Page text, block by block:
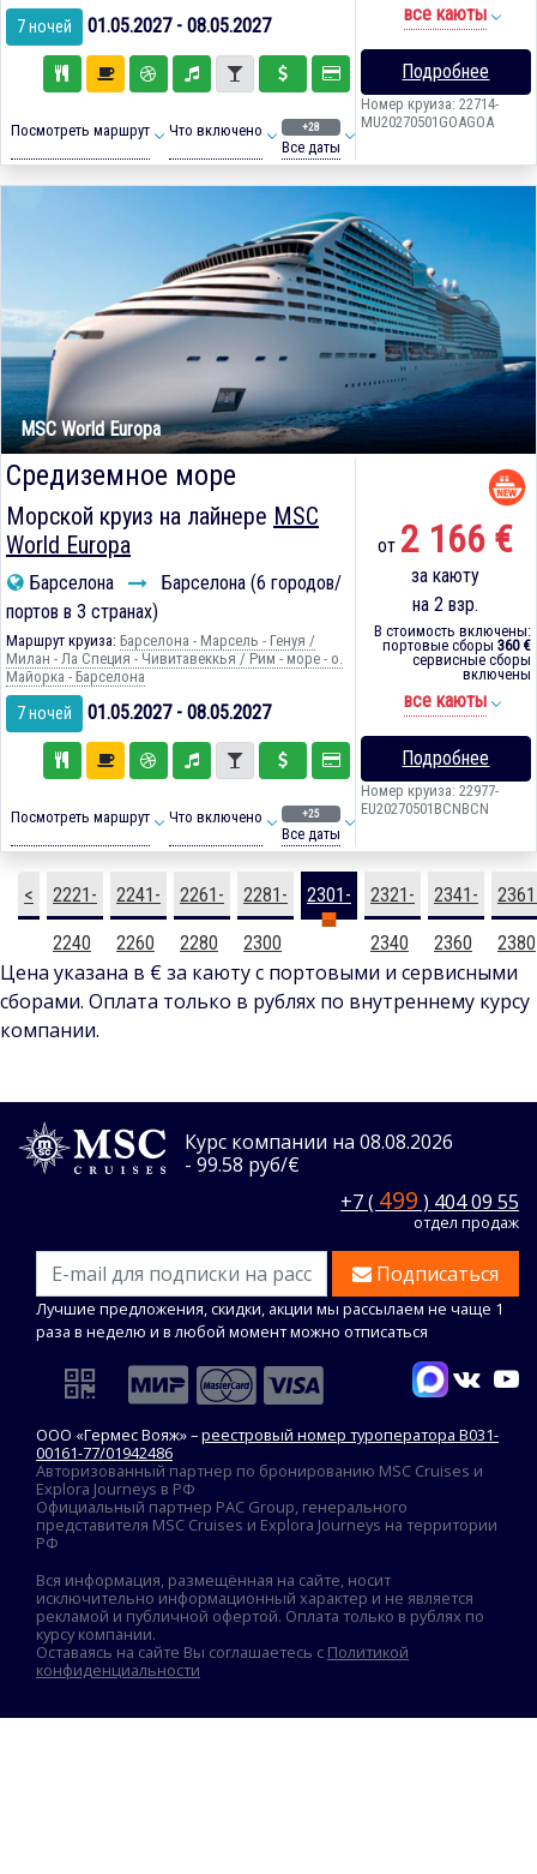
7 ночей 01.05.2027 - 08.05.2027
Посмотреть маршрут Что включено +28
Все даты
все каюты
Подробнее
Номер круиза: 22714-
MU20270501GOAGOA
MSC World Europa
Средиземное море
Морской круиз на лайнере MSC
World Europa
Барселона
Барселона (6 городов/
портов в 3 странах)
Маршрут круиза: Барселона - Марсель - Генуя /
Милан - Ла Специя - Чивитавеккья / Рим - море - о.
Майорка - Барселона
7 ночей 01.05.2027 - 08.05.2027
Посмотреть маршрут Что включено +25
Все даты
от 2 166 €
за каюту
на 2 взр.
В стоимость включены:
портовые сборы 360 €
сервисные сборы
включены
все каюты
Подробнее
Номер круиза: 22977-
EU20270501BCNBCN
< 2221-
2240
2241-
2260
2261-
2280
2281-
2300
2301- 2321-
2340
2341-
2360 2380
Цена указана в € за каюту с портовыми и сервисными
сборами. Оплата только в рублях по внутреннему курсу
компании.
Курс компании на 08.08.2026
- 99.58 руб/€
+7 ( 499 ) 404 09 55
отдел продаж
Подписаться
Лучшие предложения, скидки, акции мы рассылаем не чаще 1
раза в неделю и в любой момент можно отписаться
ООО «Гермес Вояж» –реестровый номер туроператора В031-
00161-77/01942486
Авторизованный партнер по бронированию MSC Cruises и
Explora Journeys в РФ
Официальный партнер PAC Group, генерального
представителя MSC Cruises и Explora Journeys на территории
РФ
Вся информация, размещённая на сайте, носит
исключительно информационный характер и не является
рекламой и публичной офертой. Оплата только в рублях по
курсу компании.
Оставаясь на сайте Вы соглашаетесь с Политикой
конфиденциальности